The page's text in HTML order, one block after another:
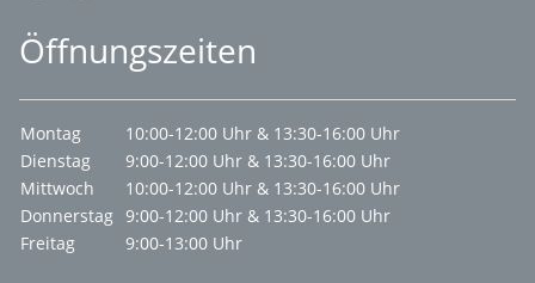
Öffnungszeiten
Montag
10:00-12:00 Uhr & 13:30-16:00 Uhr
Dienstag
9:00-12:00 Uhr & 13:30-16:00 Uhr
Mittwoch
10:00-12:00 Uhr & 13:30-16:00 Uhr
Donnerstag 9:00-12:00 Uhr & 13:30-16:00 Uhr
Freitag
9:00-13:00 Uhr